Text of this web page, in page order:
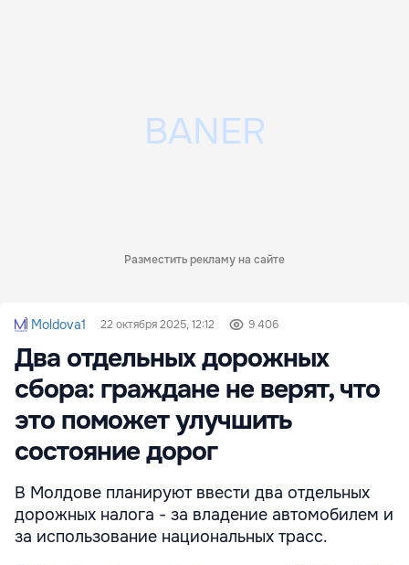
Разместить рекламу на сайте
Moldova1 22 октября 2025, 12:12 9 406
Два отдельных дорожных
сбора: граждане не верят, что
это поможет улучшить
состояние дорог
В Молдове планируют ввести два отдельных
дорожных налога - за владение автомобилем и
за использование национальных трасс.